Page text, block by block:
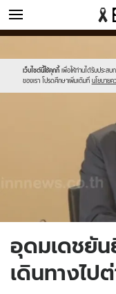
ข่าว
เว็บไซต์นี้ใช้คุกกี้ เพื่อให้ท่านได้รับประส
ของเรา โปรดศึกษาเพิ่มเติมที่ นโยบายค
new-
sanook.png
01.jpg
อุดมเดชยั
เดินทางไป